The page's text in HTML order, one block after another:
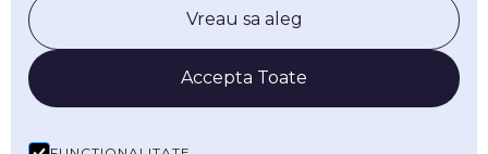
legislativă la investiție publică
Vreau sa aleg
Accepta Toate